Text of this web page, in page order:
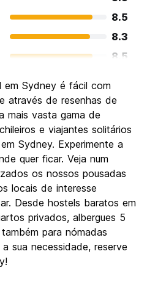
8.5
8.3
8.5
8.4
6.7
em Sydney é fácil com
através de resenhas de
mais vasta gama de
e viajantes solitários
Sydney. Experimente a
quer ficar. Veja num
os nossos pousadas
locais de interesse
Desde hostels baratos em
privados, albergues 5
para nómadas
sua necessidade, reserve